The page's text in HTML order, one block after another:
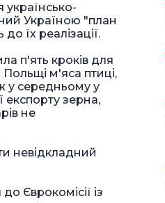
українсько-
Україною "план
їх реалізації.
п'ять кроків для
м'яса птиці,
у середньому у
експорту зерна,
не
невідкладний
Єврокомісії із